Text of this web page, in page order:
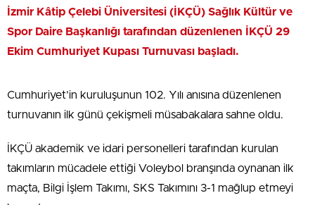
İzmir Kâtip Çelebi Üniversitesi (İKÇÜ) Sağlık Kültür ve
Spor Daire Başkanlığı tarafından düzenlenen İKÇÜ 29
Ekim Cumhuriyet Kupası Turnuvası başladı.
Cumhuriyet’in kuruluşunun 102. Yılı anısına düzenlenen
turnuvanın ilk günü çekişmeli müsabakalara sahne oldu.
İKÇÜ akademik ve idari personelleri tarafından kurulan
takımların mücadele ettiği Voleybol branşında oynanan ilk
maçta, Bilgi İşlem Takımı, SKS Takımını 3-1 mağlup etmeyi